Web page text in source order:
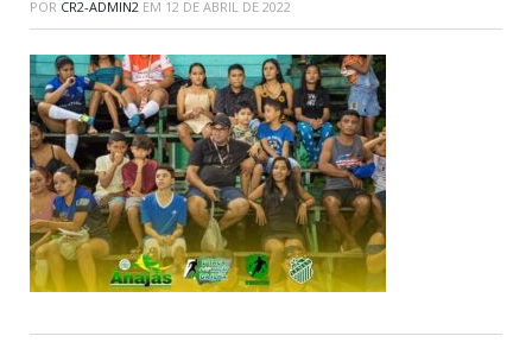
POR CR2-ADMIN2 EM 12 DE ABRIL DE 2022